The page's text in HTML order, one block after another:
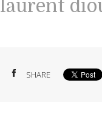
laurent
SHARE